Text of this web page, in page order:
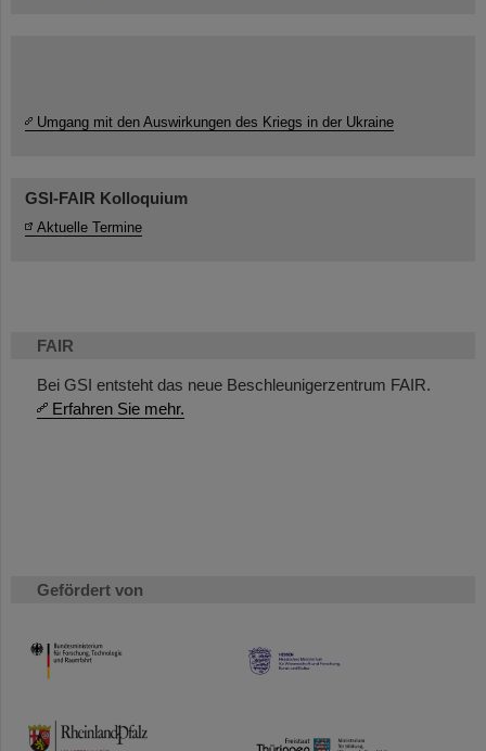
FAIR
Bei GSI entsteht das neue Beschleunigerzentrum FAIR.
Erfahren Sie mehr.
Gefördert von
HMWK
TMWWDG
Umgang mit den Auswirkungen des Kriegs in der Ukraine
GSI-FAIR Kolloquium
Aktuelle Termine